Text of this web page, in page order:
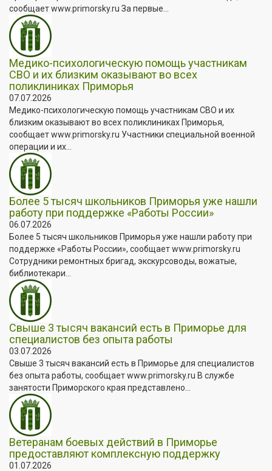
сообщает www.primorsky.ru За первые...
Медико-психологическую помощь участникам
СВО и их близким оказывают во всех
поликлиниках Приморья
07.07.2026
Медико-психологическую помощь участникам СВО и их
близким оказывают во всех поликлиниках Приморья,
сообщает www.primorsky.ru Участники специальной военной
операции и их...
Более 5 тысяч школьников Приморья уже нашли
работу при поддержке «Работы России»
06.07.2026
Более 5 тысяч школьников Приморья уже нашли работу при
поддержке «Работы России», сообщает www.primorsky.ru
Сотрудники ремонтных бригад, экскурсоводы, вожатые,
библиотекари...
Свыше 3 тысяч вакансий есть в Приморье для
специалистов без опыта работы
03.07.2026
Свыше 3 тысяч вакансий есть в Приморье для специалистов
без опыта работы, сообщает www.primorsky.ru В службе
занятости Приморского края представлено...
Ветеранам боевых действий в Приморье
предоставляют комплексную поддержку
01.07.2026